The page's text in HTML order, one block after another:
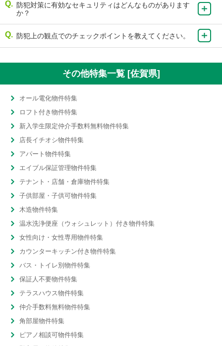
防犯対策に有効なセキュリティはどんなものがあります
か？
防犯上の観点でのチェックポイントを教えてください。
その他特集一覧 [佐賀県]
オール電化物件特集
ロフト付き物件特集
新入学生限定仲介手数料無料物件特集
店長イチオシ物件特集
アパート物件特集
エイブル保証管理物件特集
テナント・店舗・倉庫物件特集
子供部屋・子供可物件特集
木造物件特集
温水洗浄便座（ウォシュレット）付き物件特集
女性向け・女性専用物件特集
カウンターキッチン付き物件特集
バス・トイレ別物件特集
保証人不要物件特集
テラスハウス物件特集
仲介手数料無料物件特集
角部屋物件特集
ピアノ相談可物件特集